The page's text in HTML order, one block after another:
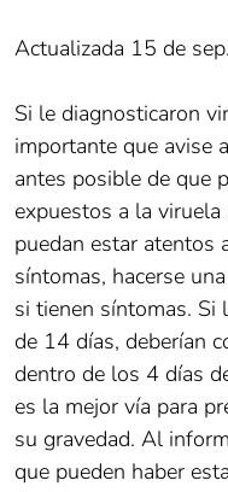
Actualizada 15 de
Si le diagnosticaron
importante que avise
antes posible de que
expuestos a la
puedan estar atentos
síntomas, hacerse
si tienen síntomas. Si
de 14 días, deberían
dentro de los 4 días
es la mejor vía para
su gravedad. Al
que pueden haber